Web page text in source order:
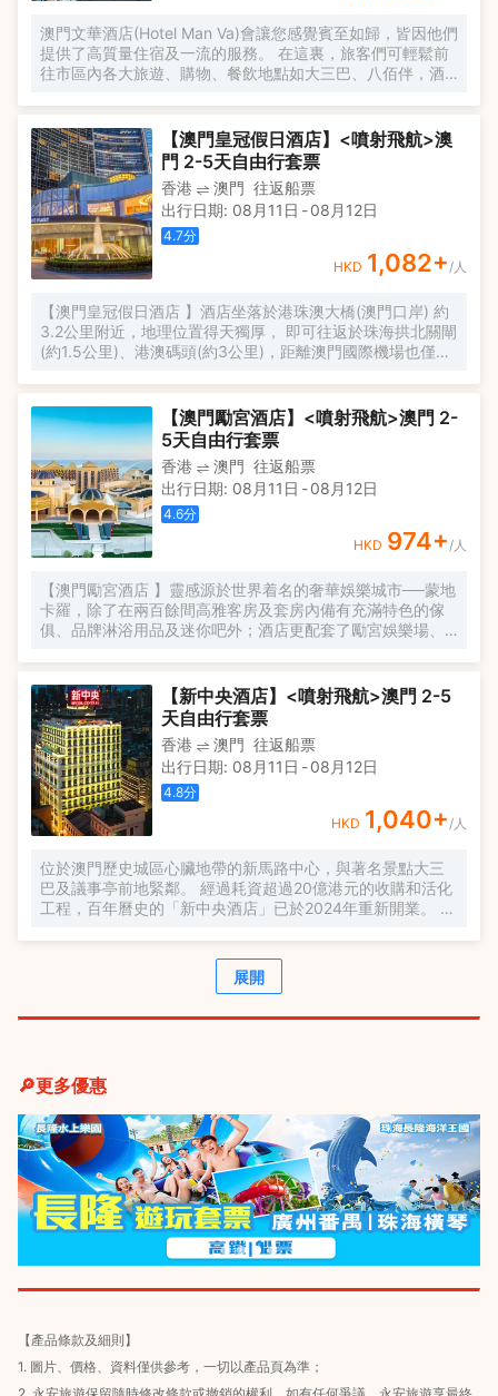
澳門文華酒店(Hotel Man Va)會讓您感覺賓至如歸，皆因他們
提供了高質量住宿及一流的服務。 在這裏，旅客們可輕鬆前
往市區內各大旅遊、購物、餐飲地點如大三巴、八佰伴，酒
【澳門皇冠假日酒店】<噴射飛航>澳
門 2-5天自由行套票
香港 澳門 往返船票
出行日期: 08月11日 -08月12日
4.7分
HKD 1,082+/人
【澳門皇冠假日酒店 】酒店坐落於港珠澳大橋(澳門口岸) 約
3.2公里附近，地理位置得天獨厚， 即可往返於珠海拱北關閘
(約1.5公里)、港澳碼頭(約3公里)，距離澳門國際機場也僅約
780平方米的會議場地，其中包括780平方米的豪華宴會廳和
5間不同規模的多功能廳。【澳門勵宮酒店】<噴射飛航>澳門 2-
5天自由行套票
香港 澳門 往返船票
出行日期: 08月11日 -08月12日
4.6分
HKD 974+/人
【澳門勵宮酒店 】靈感源於世界着名的奢華娛樂城市──蒙地
卡羅，除了在兩百餘間高雅客房及套房內備有充滿特色的傢
俱、品牌淋浴用品及迷你吧外；酒店更配套了勵宮娛樂場、
管家服務及豪華轎車服務等酒店禮遇，滿足了尊尚住宿的一
站式需求。
【新中央酒店】<噴射飛航>澳門 2-5
天自由行套票
香港 澳門 往返船票
出行日期: 08月11日 -08月12日
4.8分
HKD 1,040+/人
位於澳門歷史城區心臟地帶的新馬路中心，與著名景點大三
巴及議事亭前地緊鄰。 經過耗資超過20億港元的收購和活化
工程，百年曆史的「新中央酒店」已於2024年重新開業。 經
展開
🔎更多優惠
【產品條款及細則】
1. 圖片、價格、資料僅供參考，一切以產品頁為準；